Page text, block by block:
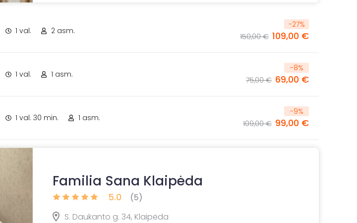
1 val. 2 asm.
-27%
150,00 € 109,00 €
1 val. 1 asm.
-8%
75,00 € 69,00 €
1 val. 30 min. 1 asm.
-9%
109,00 € 99,00 €
Familia Sana Klaipėda
5.0
(5)
S. Daukanto g. 34, Klaipėda